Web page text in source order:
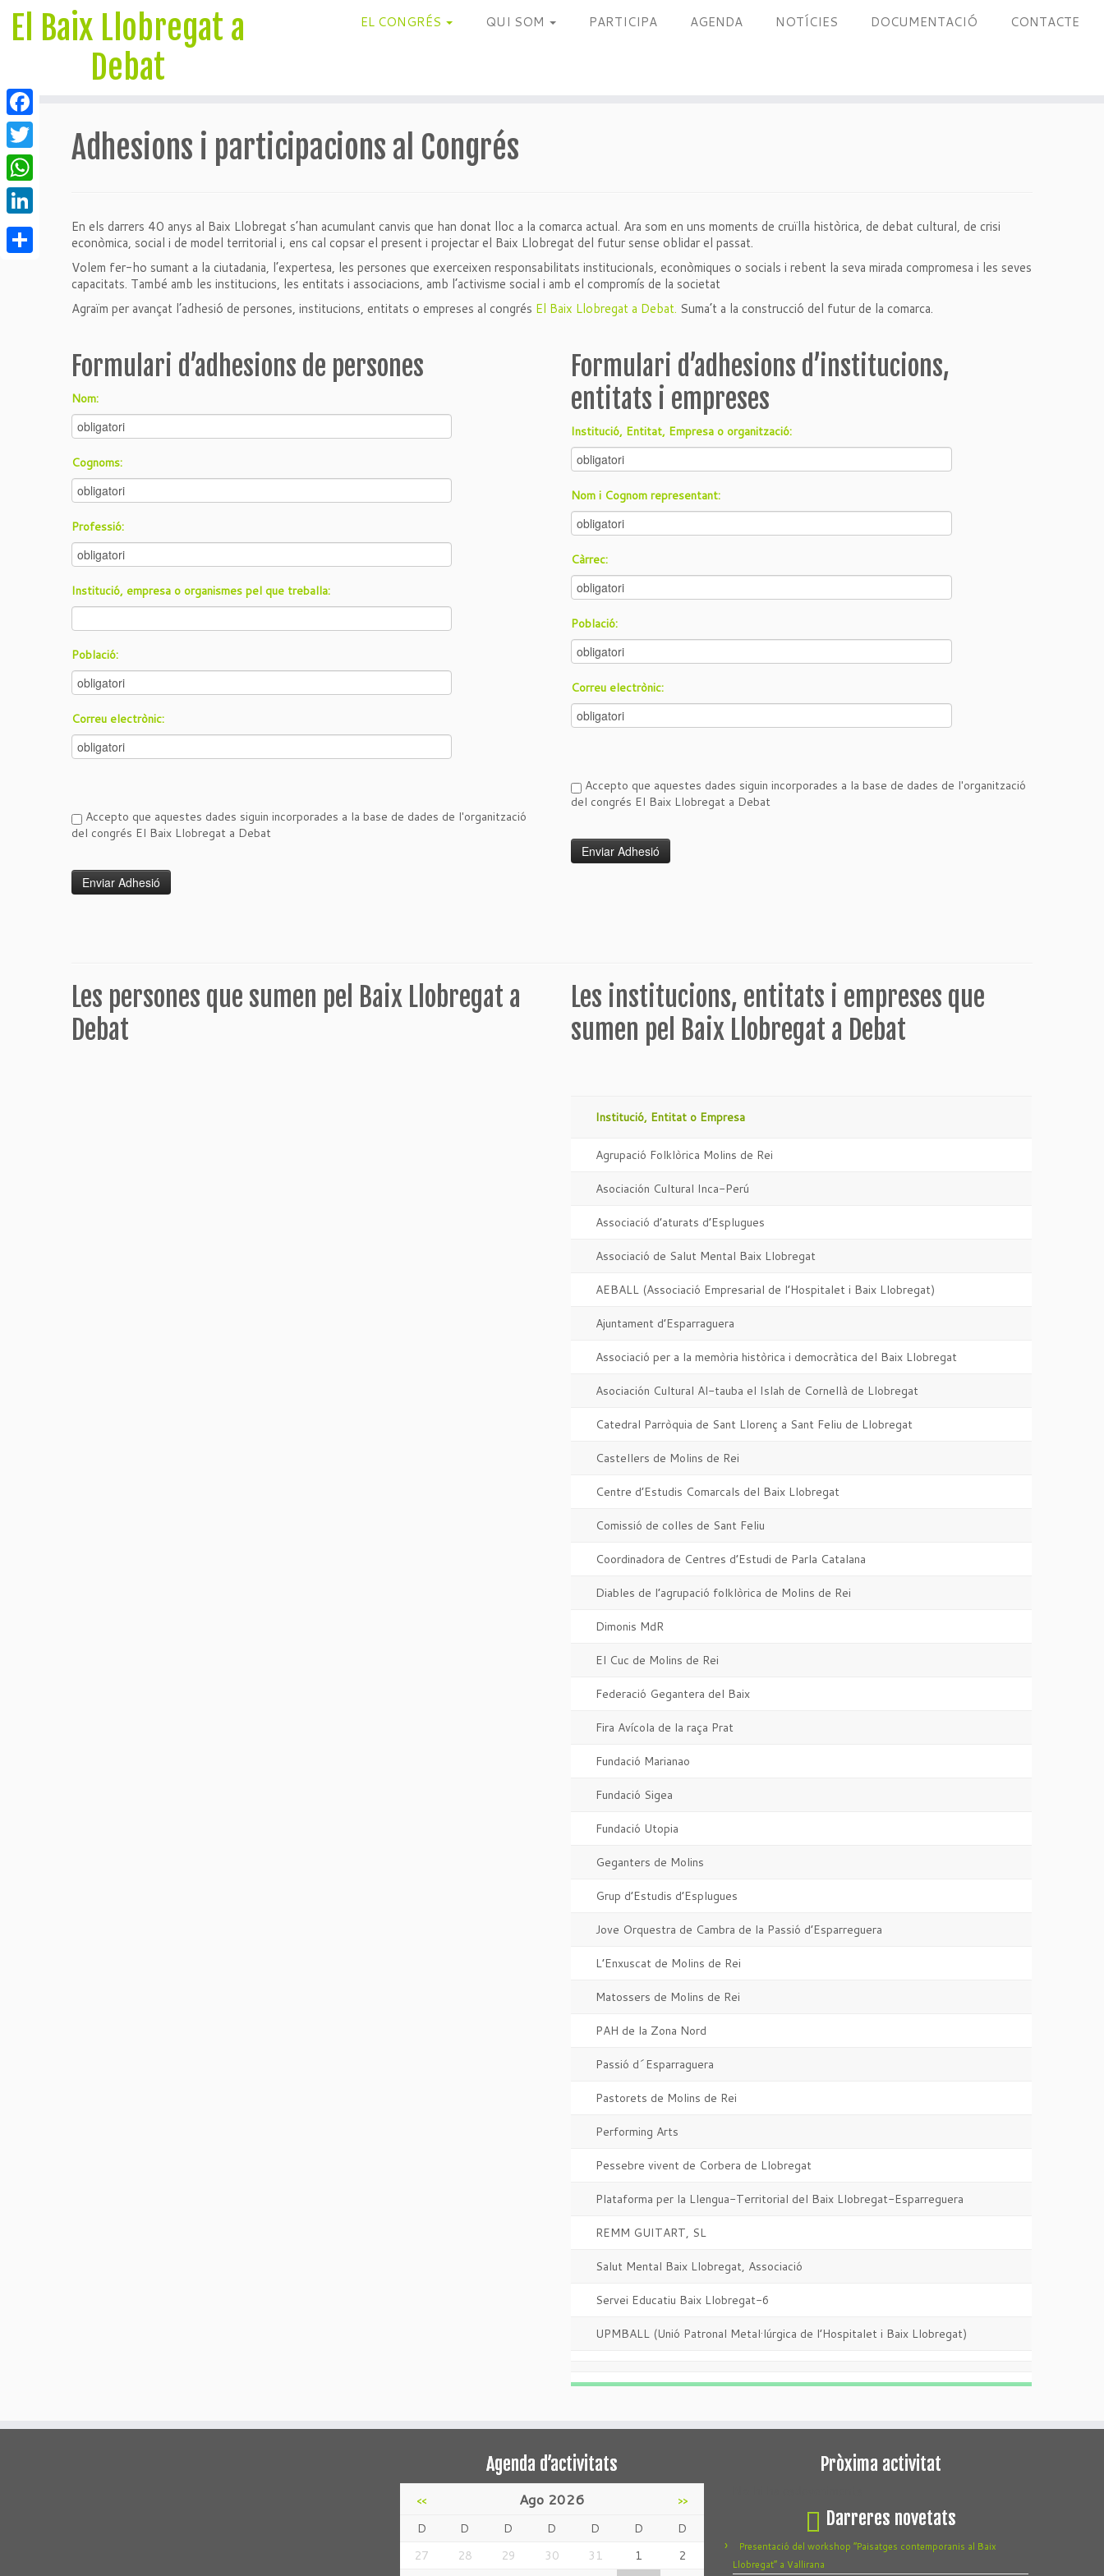
El Baix Llobregat a
Debat
EL CONGRÉS QUI SOM PARTICIPA AGENDA NOTÍCIES DOCUMENTACIÓ CONTACTE
Adhesions i participacions al Congrés
En els darrers 40 anys al Baix Llobregat s’han acumulant canvis que han donat lloc a la comarca actual. Ara som en uns moments de cruïlla històrica, de debat cultural, de crisi
econòmica, social i de model territorial i, ens cal copsar el present i projectar el Baix Llobregat del futur sense oblidar el passat.
Volem fer-ho sumant a la ciutadania, l’expertesa, les persones que exerceixen responsabilitats institucionals, econòmiques o socials i rebent la seva mirada compromesa i les seves
capacitats. També amb les institucions, les entitats i associacions, amb l’activisme social i amb el compromís de la societat
Agraïm per avançat l’adhesió de persones, institucions, entitats o empreses al congrés El Baix Llobregat a Debat. Suma’t a la construcció del futur de la comarca.
Formulari d’adhesions de persones
Nom:
Cognoms:
Professió:
Institució, empresa o organismes pel que treballa:
Població:
Correu electrònic:
Accepto que aquestes dades siguin incorporades a la base de dades de l'organització
del congrés El Baix Llobregat a Debat
Formulari d’adhesions d’institucions,
entitats i empreses
Institució, Entitat, Empresa o organització:
Nom i Cognom representant:
Càrrec:
Població:
Correu electrònic:
Accepto que aquestes dades siguin incorporades a la base de dades de l'organització
del congrés El Baix Llobregat a Debat
Les persones que sumen pel Baix Llobregat a
Debat
Les institucions, entitats i empreses que
sumen pel Baix Llobregat a Debat
Institució, Entitat o Empresa
Agrupació Folklòrica Molins de Rei
Asociación Cultural Inca-Perú
Associació d’aturats d’Esplugues
Associació de Salut Mental Baix Llobregat
AEBALL (Associació Empresarial de l’Hospitalet i Baix Llobregat)
Ajuntament d’Esparraguera
Associació per a la memòria històrica i democràtica del Baix Llobregat
Asociación Cultural Al-tauba el Islah de Cornellà de Llobregat
Catedral Parròquia de Sant Llorenç a Sant Feliu de Llobregat
Castellers de Molins de Rei
Centre d’Estudis Comarcals del Baix Llobregat
Comissió de colles de Sant Feliu
Coordinadora de Centres d’Estudi de Parla Catalana
Diables de l’agrupació folklòrica de Molins de Rei
Dimonis MdR
El Cuc de Molins de Rei
Federació Gegantera del Baix
Fira Avícola de la raça Prat
Fundació Marianao
Fundació Sigea
Fundació Utopia
Geganters de Molins
Grup d’Estudis d’Esplugues
Jove Orquestra de Cambra de la Passió d’Esparreguera
L’Enxuscat de Molins de Rei
Matossers de Molins de Rei
PAH de la Zona Nord
Passió d´Esparraguera
Pastorets de Molins de Rei
Performing Arts
Pessebre vivent de Corbera de Llobregat
Plataforma per la Llengua-Territorial del Baix Llobregat-Esparreguera
REMM GUITART, SL
Salut Mental Baix Llobregat, Associació
Servei Educatiu Baix Llobregat-6
UPMBALL (Unió Patronal Metal·lúrgica de l’Hospitalet i Baix Llobregat)
Agenda d’activitats
<< Ago 2026 >>
D D D D D D
D
27
28 29 30 31 1
2
Pròxima activitat
Darreres novetats
Presentació del workshop “Paisatges contemporanis al Baix
Llobregat” a Vallirana
Facebook
Twitter
WhatsApp
LinkedIn